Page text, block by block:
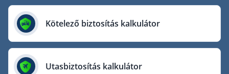
Biztosítók
AIG Biztosító
Allianz Biztosító
Kötelező biztosítás kalkulátor
Utasbiztosítás kalkulátor